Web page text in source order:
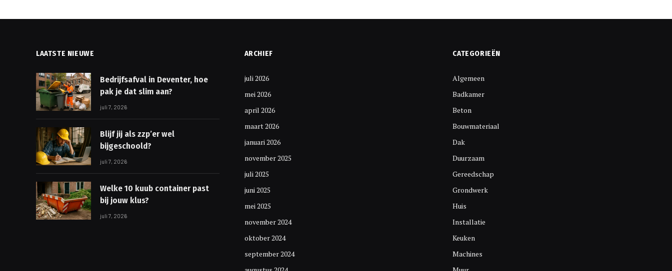
LAATSTE NIEUWE
Bedrijfsafval in Deventer, hoe
pak je dat slim aan?
juli 7, 2026
Blijf jij als zzp’er wel
bijgeschoold?
juli 7, 2026
Welke 10 kuub container past
bij jouw klus?
juli 7, 2026
ARCHIEF
juli 2026
mei 2026
april 2026
maart 2026
januari 2026
november 2025
juli 2025
juni 2025
mei 2025
november 2024
oktober 2024
september 2024
CATEGORIEËN
Algemeen
Badkamer
Beton
Bouwmateriaal
Dak
Duurzaam
Gereedschap
Grondwerk
Huis
Installatie
Keuken
Machines